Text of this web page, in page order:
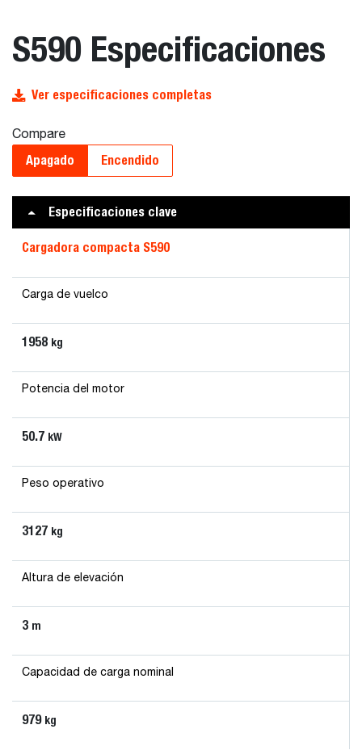
S590 Especificaciones
Ver especificaciones completas
Compare
Apagado Encendido
Especificaciones clave
Cargadora compacta S590
Carga de vuelco
1958 kg
Potencia del motor
50.7 kW
Peso operativo
3127 kg
Altura de elevación
3 m
Capacidad de carga nominal
979 kg